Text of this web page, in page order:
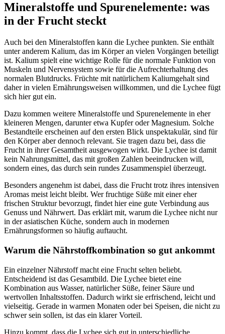
Mineralstoffe und Spurenelemente: was
in der Frucht steckt
Auch bei den Mineralstoffen kann die Lychee punkten. Sie enthält
unter anderem Kalium, das im Körper an vielen Vorgängen beteiligt
ist. Kalium spielt eine wichtige Rolle für die normale Funktion von
Muskeln und Nervensystem sowie für die Aufrechterhaltung des
normalen Blutdrucks. Früchte mit natürlichem Kaliumgehalt sind
daher in vielen Ernährungsweisen willkommen, und die Lychee fügt
sich hier gut ein.
Dazu kommen weitere Mineralstoffe und Spurenelemente in eher
kleineren Mengen, darunter etwa Kupfer oder Magnesium. Solche
Bestandteile erscheinen auf den ersten Blick unspektakulär, sind für
den Körper aber dennoch relevant. Sie tragen dazu bei, dass die
Frucht in ihrer Gesamtheit ausgewogen wirkt. Die Lychee ist damit
kein Nahrungsmittel, das mit großen Zahlen beeindrucken will,
sondern eines, das durch sein rundes Zusammenspiel überzeugt.
Besonders angenehm ist dabei, dass die Frucht trotz ihres intensiven
Aromas meist leicht bleibt. Wer fruchtige Süße mit einer eher
frischen Struktur bevorzugt, findet hier eine gute Verbindung aus
Genuss und Nährwert. Das erklärt mit, warum die Lychee nicht nur
in der asiatischen Küche, sondern auch in modernen
Ernährungsformen so häufig auftaucht.
Warum die Nährstoffkombination so gut ankommt
Ein einzelner Nährstoff macht eine Frucht selten beliebt.
Entscheidend ist das Gesamtbild. Die Lychee bietet eine
Kombination aus Wasser, natürlicher Süße, feiner Säure und
wertvollen Inhaltsstoffen. Dadurch wirkt sie erfrischend, leicht und
vielseitig. Gerade in warmen Monaten oder bei Speisen, die nicht zu
schwer sein sollen, ist das ein klarer Vorteil.
Hinzu kommt, dass die Lychee sich gut in unterschiedliche